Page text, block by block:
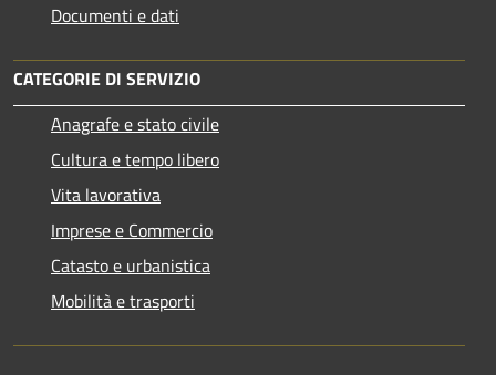
Documenti e dati
CATEGORIE DI SERVIZIO
Anagrafe e stato civile
Cultura e tempo libero
Vita lavorativa
Imprese e Commercio
Catasto e urbanistica
Mobilità e trasporti